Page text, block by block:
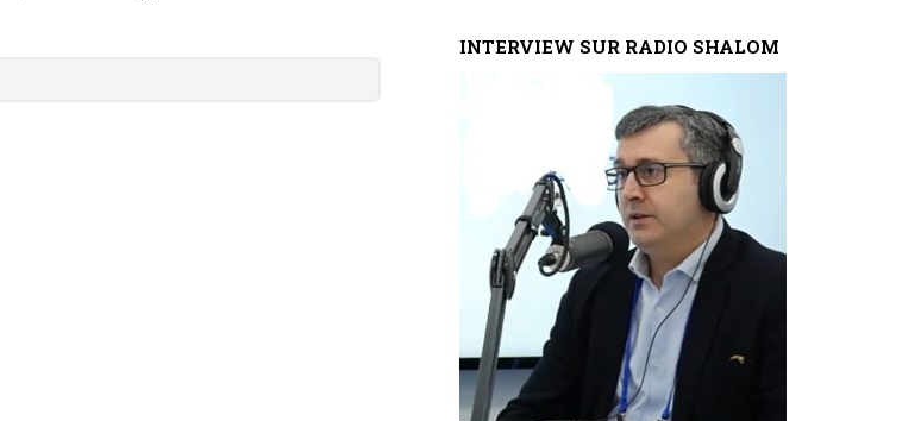
INTERVIEW SUR RADIO SHALOM